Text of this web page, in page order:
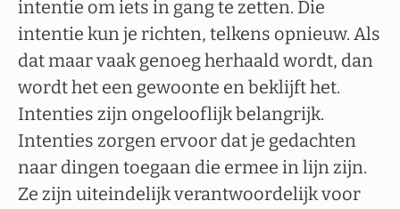
intentie om iets in gang te zetten. Die
intentie kun je richten, telkens opnieuw. Als
dat maar vaak genoeg herhaald wordt, dan
wordt het een gewoonte en beklijft het.
Intenties zijn ongelooflijk belangrijk.
Intenties zorgen ervoor dat je gedachten
naar dingen toegaan die ermee in lijn zijn.
Ze zijn uiteindelijk verantwoordelijk voor